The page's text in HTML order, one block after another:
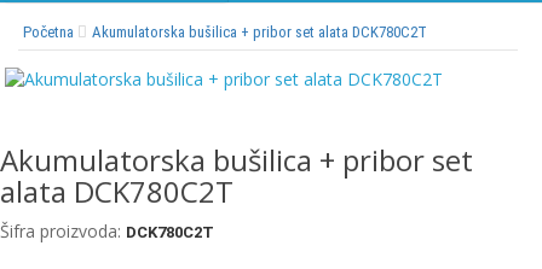
Bernardo
rezne
ploče
EWM
aparati
Početna Akumulatorska bušilica + pribor set alata DCK780C2T
Akumulatorska bušilica + pribor set
alata DCK780C2T
Šifra proizvoda: DCK780C2T